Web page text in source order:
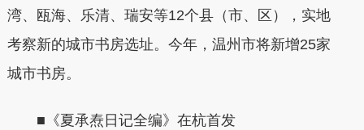
湾、瓯海、乐清、瑞安等12个县（市、区），实地
考察新的城市书房选址。今年，温州市将新增25家
城市书房。
■《夏承焘日记全编》在杭首发